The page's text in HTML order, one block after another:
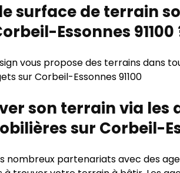
surface de terrain
Essonnes 91100
vous propose des terrains dans
sur Corbeil-Essonnes 91100
son terrain via les
sur Corbeil-
nombreux partenariats avec des